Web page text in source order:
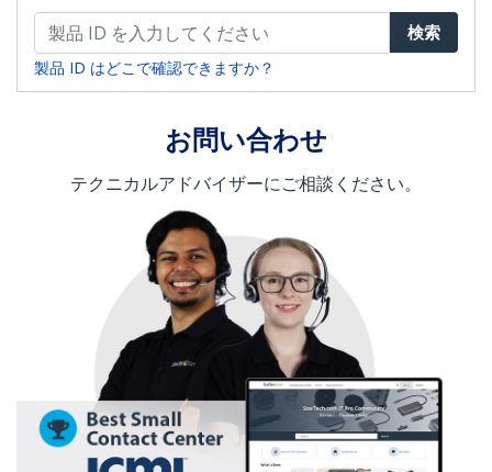
検索
製品 ID はどこで確認できますか？
お問い合わせ
テクニカルアドバイザーにご相談ください。